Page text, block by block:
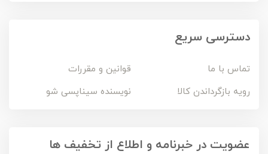
دسترسی سریع
تماس با ما
قوانین و مقررات
رویه بازگرداندن کالا
نویسنده سیناپسی شو
عضویت در خبرنامه و اطلاع از تخفیف ها